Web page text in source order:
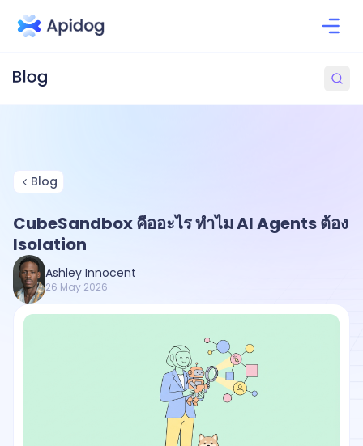
Blog
CubeSandbox คืออะไร ทำไม AI Agents ต้อง
Isolation
Ashley Innocent
26 May 2026